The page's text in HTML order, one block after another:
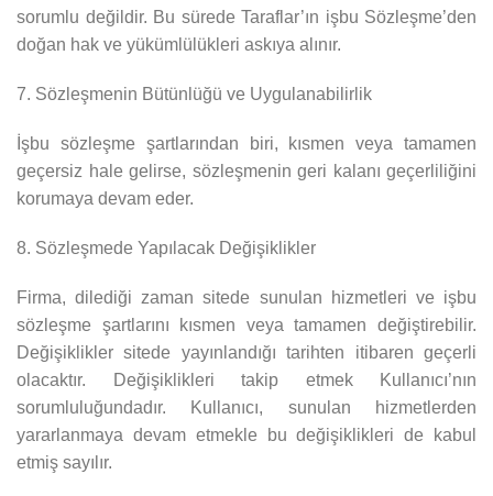
sorumlu değildir. Bu sürede Taraflar’ın işbu Sözleşme’den
doğan hak ve yükümlülükleri askıya alınır.
7. Sözleşmenin Bütünlüğü ve Uygulanabilirlik
İşbu sözleşme şartlarından biri, kısmen veya tamamen
geçersiz hale gelirse, sözleşmenin geri kalanı geçerliliğini
korumaya devam eder.
8. Sözleşmede Yapılacak Değişiklikler
Firma, dilediği zaman sitede sunulan hizmetleri ve işbu
sözleşme şartlarını kısmen veya tamamen değiştirebilir.
Değişiklikler sitede yayınlandığı tarihten itibaren geçerli
olacaktır. Değişiklikleri takip etmek Kullanıcı’nın
sorumluluğundadır. Kullanıcı, sunulan hizmetlerden
yararlanmaya devam etmekle bu değişiklikleri de kabul
etmiş sayılır.